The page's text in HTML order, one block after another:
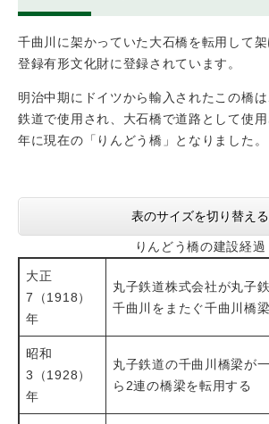
千曲川に架かっていた大石橋を転用して
登録有形文化財に登録されています。
明治中期にドイツから輸入されたこの橋
鉄道で使用され、大石橋で道路として使
年に現在の「りんどう橋」となりました。
表のサイズを切り替える
りんどう橋の建設経過
大正
7（1918）
年
丸子鉄道株式会社が丸子
千曲川をまたぐ千曲川橋
昭和
3（1928）
年
丸子鉄道の千曲川橋梁が
ら2連の橋梁を転用する